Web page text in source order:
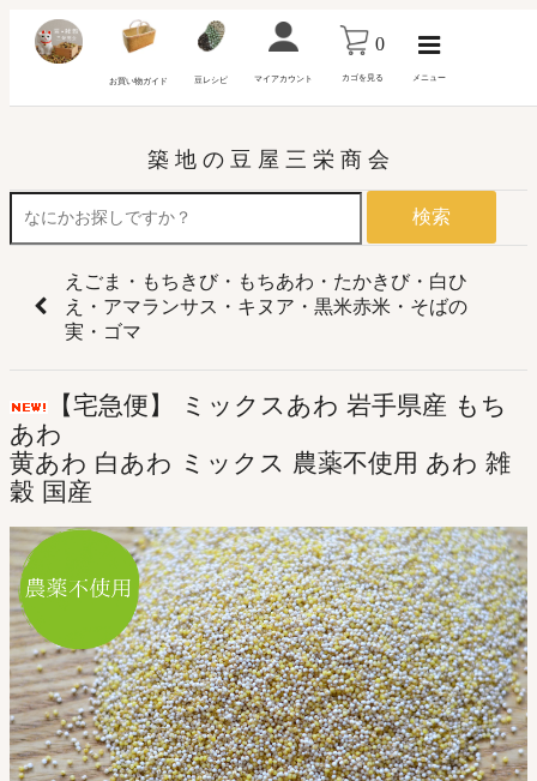
お買い物ガイド 豆レシピ マイアカウント
0
カゴを見る メニュー
築 地 の 豆 屋 三 栄 商 会
検索
えごま・もちきび・もちあわ・たかきび・白ひ
え・アマランサス・キヌア・黒米赤米・そばの
実・ゴマ
【宅急便】 ミックスあわ 岩手県産 もち
あわ
黄あわ 白あわ ミックス 農薬不使用 あわ 雑
穀 国産